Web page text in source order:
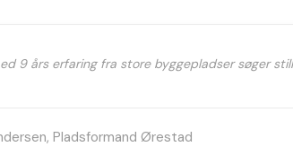
9 års erfaring fra store byggepladser søger
Pladsformand Ørestad